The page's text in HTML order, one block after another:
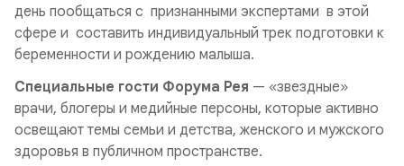
день пообщаться с признанными экспертами в этой
сфере и составить индивидуальный трек подготовки к
беременности и рождению малыша.
Специальные гости Форума Рея — «звездные»
врачи, блогеры и медийные персоны, которые активно
освещают темы семьи и детства, женского и мужского
здоровья в публичном пространстве.